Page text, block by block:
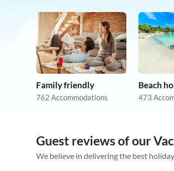
Family friendly
762 Accommodations
Beach
473
Guest reviews of our
We believe in delivering the best